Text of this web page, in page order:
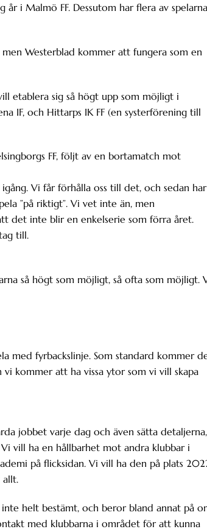
i Malmö FF. Dessutom har flera av spelarna
Westerblad kommer att fungera som en
etablera sig så högt upp som möjligt i
IF, och Hittarps IK FF (en systerförening till
FF, följt av en bortamatch mot
Vi får förhålla oss till det, och sedan
”på riktigt”. Vi vet inte än, men
det inte blir en enkelserie som förra året.
till.
så högt som möjligt, så ofta som möjligt.
med fyrbackslinje. Som standard kommer
kommer att ha vissa ytor som vi vill skapa
jobbet varje dag och även sätta detaljerna,
vill ha en hållbarhet mot andra klubbar i
på flicksidan. Vi vill ha den på plats
allt.
helt bestämt, och beror bland annat på
med klubbarna i området för att kunna